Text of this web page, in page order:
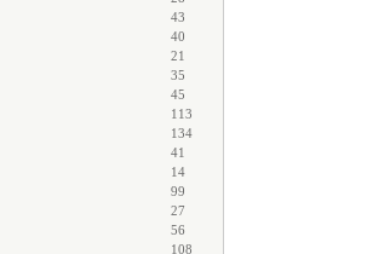
43
40
21
35
45
113
134
41
14
99
27
56
108